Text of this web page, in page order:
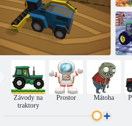
Závody na
traktory
Prostor Mátoha